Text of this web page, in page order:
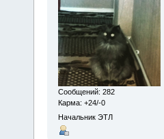
Сообщений: 282
Карма: +24/-0
Начальник ЭТЛ